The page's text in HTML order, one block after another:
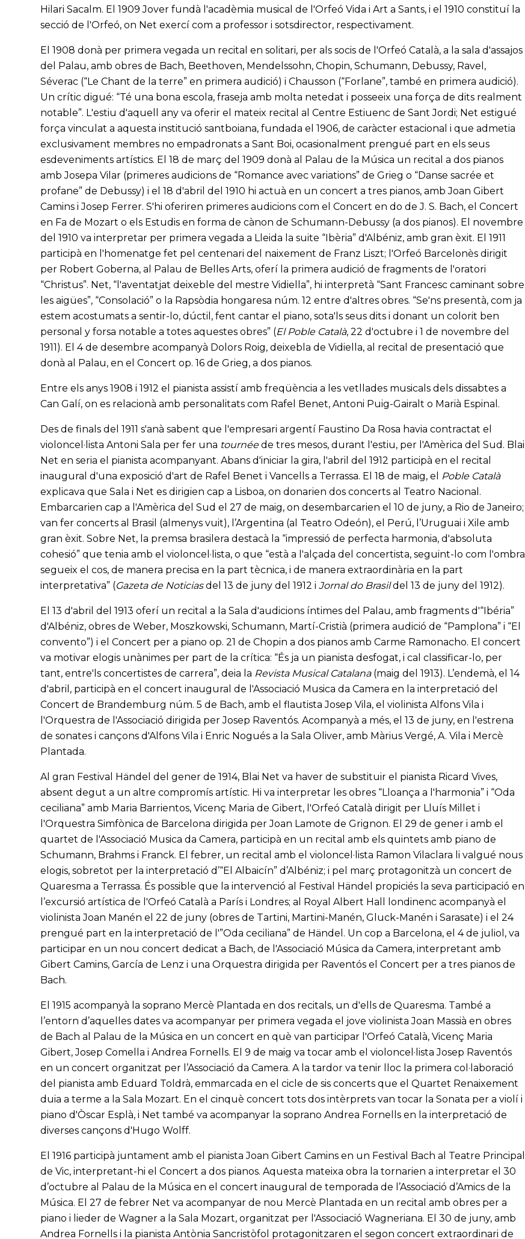
Hilari Sacalm. El 1909 Jover fundà l'acadèmia musical de l'Orfeó Vida i Art a Sants, i el 1910 constituí la
secció de l'Orfeó, on Net exercí com a professor i sotsdirector, respectivament.
El 1908 donà per primera vegada un recital en solitari, per als socis de l'Orfeó Català, a la sala d'assajos
del Palau, amb obres de Bach, Beethoven, Mendelssohn, Chopin, Schumann, Debussy, Ravel,
Séverac (“Le Chant de la terre” en primera audició) i Chausson (“Forlane”, també en primera audició).
Un crític digué: “Té una bona escola, fraseja amb molta netedat i posseeix una força de dits realment
notable”. L'estiu d'aquell any va oferir el mateix recital al Centre Estiuenc de Sant Jordi; Net estigué
força vinculat a aquesta institució santboiana, fundada el 1906, de caràcter estacional i que admetia
exclusivament membres no empadronats a Sant Boi, ocasionalment prengué part en els seus
esdeveniments artístics. El 18 de març del 1909 donà al Palau de la Música un recital a dos pianos
amb Josepa Vilar (primeres audicions de “Romance avec variations” de Grieg o “Danse sacrée et
profane” de Debussy) i el 18 d'abril del 1910 hi actuà en un concert a tres pianos, amb Joan Gibert
Camins i Josep Ferrer. S'hi oferiren primeres audicions com el Concert en do de J. S. Bach, el Concert
en Fa de Mozart o els Estudis en forma de cànon de Schumann-Debussy (a dos pianos). El novembre
del 1910 va interpretar per primera vegada a Lleida la suite “Ibèria” d'Albéniz, amb gran èxit. El 1911
participà en l'homenatge fet pel centenari del naixement de Franz Liszt; l'Orfeó Barcelonès dirigit
per Robert Goberna, al Palau de Belles Arts, oferí la primera audició de fragments de l'oratori
“Christus”. Net, “l'aventatjat deixeble del mestre Vidiella”, hi interpretà “Sant Francesc caminant sobre
les aigües”, “Consolació” o la Rapsòdia hongaresa núm. 12 entre d'altres obres. “Se'ns presentà, com ja
estem acostumats a sentir-lo, dúctil, fent cantar el piano, sota'ls seus dits i donant un colorit ben
personal y forsa notable a totes aquestes obres” (El Poble Català, 22 d'octubre i 1 de novembre del
1911). El 4 de desembre acompanyà Dolors Roig, deixebla de Vidiella, al recital de presentació que
donà al Palau, en el Concert op. 16 de Grieg, a dos pianos.
Entre els anys 1908 i 1912 el pianista assistí amb freqüència a les vetllades musicals dels dissabtes a
Can Galí, on es relacionà amb personalitats com Rafel Benet, Antoni Puig-Gairalt o Marià Espinal.
Des de finals del 1911 s'anà sabent que l'empresari argentí Faustino Da Rosa havia contractat el
violoncel·lista Antoni Sala per fer una tournéede tres mesos, durant l'estiu, per l'Amèrica del Sud. Blai
Net en seria el pianista acompanyant. Abans d'iniciar la gira, l'abril del 1912 participà en el recital
inaugural d'una exposició d'art de Rafel Benet i Vancells a Terrassa. El 18 de maig, el Poble Català
explicava que Sala i Net es dirigien cap a Lisboa, on donarien dos concerts al Teatro Nacional.
Embarcarien cap a l'Amèrica del Sud el 27 de maig, on desembarcarien el 10 de juny, a Rio de Janeiro;
van fer concerts al Brasil (almenys vuit), l’Argentina (al Teatro Odeón), el Perú, l’Uruguai i Xile amb
gran èxit. Sobre Net, la premsa brasilera destacà la “impressió de perfecta harmonia, d'absoluta
cohesió” que tenia amb el violoncel·lista, o que “està a l'alçada del concertista, seguint-lo com l'ombra
segueix el cos, de manera precisa en la part tècnica, i de manera extraordinària en la part
interpretativa” (Gazeta de Noticiasdel 13 de juny del 1912 iJornal do Brasildel 13 de juny del 1912).
El 13 d'abril del 1913 oferí un recital a la Sala d'audicions íntimes del Palau, amb fragments d'“Ibéria”
d'Albéniz, obres de Weber, Moszkowski, Schumann, Martí-Cristià (primera audició de “Pamplona” i “El
convento”) i el Concert per a piano op. 21 de Chopin a dos pianos amb Carme Ramonacho. El concert
va motivar elogis unànimes per part de la crítica: “És ja un pianista desfogat, i cal classificar-lo, per
tant, entre'ls concertistes de carrera”, deia la Revista Musical Catalana(maig del 1913). L’endemà, el 14
d'abril, participà en el concert inaugural de l'Associació Musica da Camera en la interpretació del
Concert de Brandemburg núm. 5 de Bach, amb el flautista Josep Vila, el violinista Alfons Vila i
l'Orquestra de l'Associació dirigida per Josep Raventós. Acompanyà a més, el 13 de juny, en l'estrena
de sonates i cançons d'Alfons Vila i Enric Nogués a la Sala Oliver, amb Màrius Vergé, A. Vila i Mercè
Plantada.
Al gran Festival Händel del gener de 1914, Blai Net va haver de substituir el pianista Ricard Vives,
absent degut a un altre compromís artístic. Hi va interpretar les obres “Lloança a l'harmonia” i “Oda
ceciliana” amb Maria Barrientos, Vicenç Maria de Gibert, l'Orfeó Català dirigit per Lluís Millet i
l'Orquestra Simfònica de Barcelona dirigida per Joan Lamote de Grignon. El 29 de gener i amb el
quartet de l'Associació Musica da Camera, participà en un recital amb els quintets amb piano de
Schumann, Brahms i Franck. El febrer, un recital amb el violoncel·lista Ramon Vilaclara li valgué nous
elogis, sobretot per la interpretació d’“El Albaicín” d’Albéniz; i pel març protagonitzà un concert de
Quaresma a Terrassa. És possible que la intervenció al Festival Händel propiciés la seva participació en
l’excursió artística de l'Orfeó Català a París i Londres; al Royal Albert Hall londinenc acompanyà el
violinista Joan Manén el 22 de juny (obres de Tartini, Martini-Manén, Gluck-Manén i Sarasate) i el 24
prengué part en la interpretació de l'”Oda ceciliana” de Händel. Un cop a Barcelona, el 4 de juliol, va
participar en un nou concert dedicat a Bach, de l'Associació Música da Camera, interpretant amb
Gibert Camins, García de Lenz i una Orquestra dirigida per Raventós el Concert per a tres pianos de
Bach.
El 1915 acompanyà la soprano Mercè Plantada en dos recitals, un d'ells de Quaresma. També a
l’entorn d’aquelles dates va acompanyar per primera vegada el jove violinista Joan Massià en obres
de Bach al Palau de la Música en un concert en què van participar l'Orfeó Català, Vicenç Maria
Gibert, Josep Comella i Andrea Fornells. El 9 de maig va tocar amb el violoncel·lista Josep Raventós
en un concert organitzat per l’Associació da Camera. A la tardor va tenir lloc la primera col·laboració
del pianista amb Eduard Toldrà, emmarcada en el cicle de sis concerts que el Quartet Renaixement
duia a terme a la Sala Mozart. En el cinquè concert tots dos intèrprets van tocar la Sonata per a violí i
piano d'Òscar Esplà, i Net també va acompanyar la soprano Andrea Fornells en la interpretació de
diverses cançons d'Hugo Wolff.
El 1916 participà juntament amb el pianista Joan Gibert Camins en un Festival Bach al Teatre Principal
de Vic, interpretant-hi el Concert a dos pianos. Aquesta mateixa obra la tornarien a interpretar el 30
d’octubre al Palau de la Música en el concert inaugural de temporada de l’Associació d’Amics de la
Música. El 27 de febrer Net va acompanyar de nou Mercè Plantada en un recital amb obres per a
piano i lieder de Wagner a la Sala Mozart, organitzat per l'Associació Wagneriana. El 30 de juny, amb
Andrea Fornells i la pianista Antònia Sancristòfol protagonitzaren el segon concert extraordinari de